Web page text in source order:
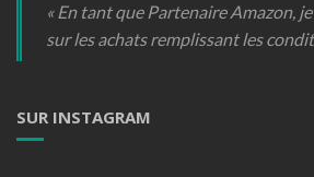
« En tant que Partenaire Amazon,
sur les achats remplissant les
SUR INSTAGRAM